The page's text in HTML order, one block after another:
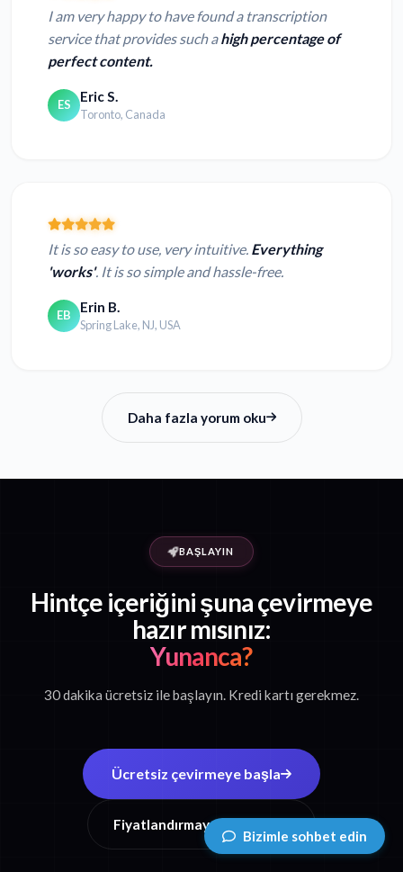
I am very happy to have found a transcription
service that provides such ahigh percentage of
perfect content.
ES Eric S.
Toronto, Canada
It is so easy to use, very intuitive. Everything
'works'. It is so simple and hassle-free.
EB Erin B.
Spring Lake, NJ, USA
Daha fazla yorum oku
BAŞLAYIN
Hintçe içeriğini şuna çevirmeye
hazır mısınız:
Yunanca?
30 dakika ücretsiz ile başlayın. Kredi kartı gerekmez.
Ücretsiz çevirmeye başla
Fiyatlandırmayı görüntüle
Bizimle sohbet edin